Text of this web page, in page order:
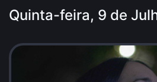
Quinta-feira, 9 de